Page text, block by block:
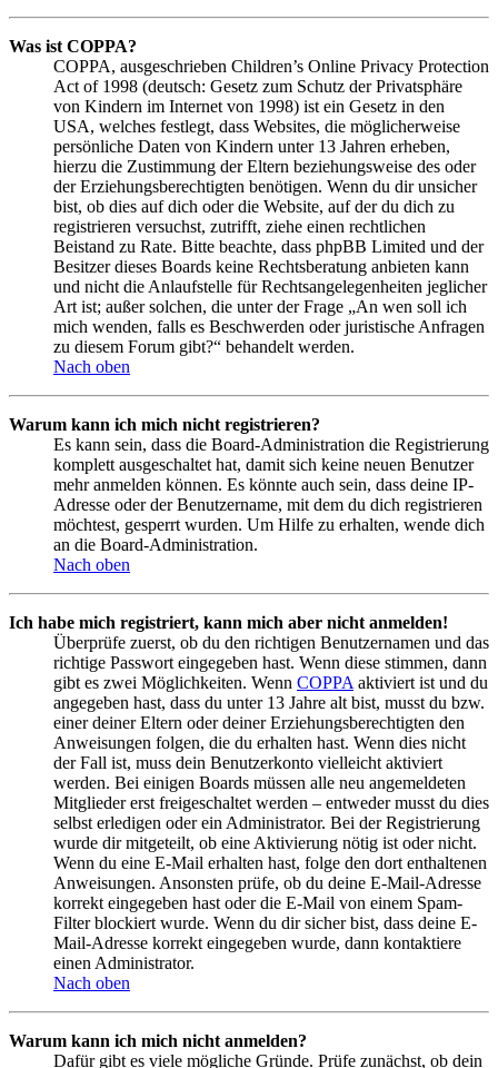
Was ist COPPA?
COPPA, ausgeschrieben Children’s Online Privacy Protection
Act of 1998 (deutsch: Gesetz zum Schutz der Privatsphäre
von Kindern im Internet von 1998) ist ein Gesetz in den
USA, welches festlegt, dass Websites, die möglicherweise
persönliche Daten von Kindern unter 13 Jahren erheben,
hierzu die Zustimmung der Eltern beziehungsweise des oder
der Erziehungsberechtigten benötigen. Wenn du dir unsicher
bist, ob dies auf dich oder die Website, auf der du dich zu
registrieren versuchst, zutrifft, ziehe einen rechtlichen
Beistand zu Rate. Bitte beachte, dass phpBB Limited und der
Besitzer dieses Boards keine Rechtsberatung anbieten kann
und nicht die Anlaufstelle für Rechtsangelegenheiten jeglicher
Art ist; außer solchen, die unter der Frage „An wen soll ich
mich wenden, falls es Beschwerden oder juristische Anfragen
zu diesem Forum gibt?“ behandelt werden.
Nach oben
Warum kann ich mich nicht registrieren?
Es kann sein, dass die Board-Administration die Registrierung
komplett ausgeschaltet hat, damit sich keine neuen Benutzer
mehr anmelden können. Es könnte auch sein, dass deine IP-
Adresse oder der Benutzername, mit dem du dich registrieren
möchtest, gesperrt wurden. Um Hilfe zu erhalten, wende dich
an die Board-Administration.
Nach oben
Ich habe mich registriert, kann mich aber nicht anmelden!
Überprüfe zuerst, ob du den richtigen Benutzernamen und das
richtige Passwort eingegeben hast. Wenn diese stimmen, dann
gibt es zwei Möglichkeiten. Wenn COPPAaktiviert ist und du
angegeben hast, dass du unter 13 Jahre alt bist, musst du bzw.
einer deiner Eltern oder deiner Erziehungsberechtigten den
Anweisungen folgen, die du erhalten hast. Wenn dies nicht
der Fall ist, muss dein Benutzerkonto vielleicht aktiviert
werden. Bei einigen Boards müssen alle neu angemeldeten
Mitglieder erst freigeschaltet werden – entweder musst du dies
selbst erledigen oder ein Administrator. Bei der Registrierung
wurde dir mitgeteilt, ob eine Aktivierung nötig ist oder nicht.
Wenn du eine E-Mail erhalten hast, folge den dort enthaltenen
Anweisungen. Ansonsten prüfe, ob du deine E-Mail-Adresse
korrekt eingegeben hast oder die E-Mail von einem Spam-
Filter blockiert wurde. Wenn du dir sicher bist, dass deine E-
Mail-Adresse korrekt eingegeben wurde, dann kontaktiere
einen Administrator.
Nach oben
Warum kann ich mich nicht anmelden?
Dafür gibt es viele mögliche Gründe. Prüfe zunächst, ob dein